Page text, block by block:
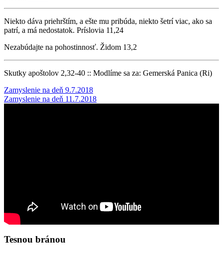
Niekto dáva priehrštím, a ešte mu pribúda, niekto šetrí viac, ako sa
patrí, a má nedostatok. Príslovia 11,24
Nezabúdajte na pohostinnosť. Židom 13,2
Skutky apoštolov 2,32-40 :: Modlíme sa za: Gemerská Panica (Ri)
Post
navigation
Zamyslenie na deň 9.7.2018
Zamyslenie na deň 11.7.2018
Tesnou bránou